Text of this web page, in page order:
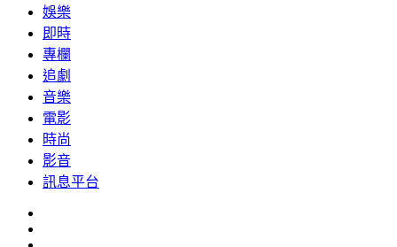
娛樂
即時
專欄
追劇
音樂
電影
時尚
影音
訊息平台